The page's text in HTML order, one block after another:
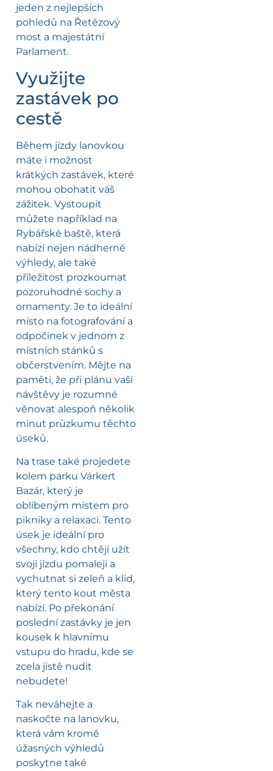
jeden z nejlepších
pohledů na Řetězový
most a majestátní
Parlament.
Využijte
zastávek po
cestě
Během jízdy lanovkou
máte i možnost
krátkých zastávek, které
mohou obohatit váš
zážitek. Vystoupit
můžete například na
Rybářské baště, která
nabízí nejen nádherné
výhledy, ale také
příležitost prozkoumat
pozoruhodné sochy a
ornamenty. Je to ideální
místo na fotografování a
odpočinek v jednom z
místních stánků s
občerstvením. Mějte na
paměti, že při plánu vaší
návštěvy je rozumné
věnovat alespoň několik
minut průzkumu těchto
úseků.
Na trase také projedete
kolem parku Várkert
Bazár, který je
oblíbeným místem pro
pikniky a relaxaci. Tento
úsek je ideální pro
všechny, kdo chtějí užít
svoji jízdu pomaleji a
vychutnat si zeleň a klid,
který tento kout města
nabízí. Po překonání
poslední zastávky je jen
kousek k hlavnímu
vstupu do hradu, kde se
zcela jistě nudit
nebudete!
Tak neváhejte a
naskočte na lanovku,
která vám kromě
úžasných výhledů
poskytne také